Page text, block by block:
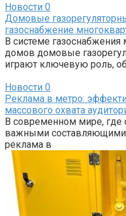
Новости 0
Домовые
газоснабжение
В системе
домов домовые
играют ключевую роль,
Новости 0
Реклама в метро:
массового охвата
В современном мире, где
важными
реклама в